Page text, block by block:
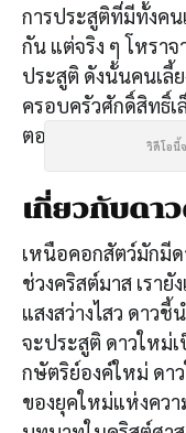
การประสูติที่มีทั้งคน
กัน แต่จริง ๆ โหรา
ประสูติ ดังนั้นคนเลี้
ครอบครัวศักดิ์สิทธิ์
ตอนนั้น
วิดีโอนี้
เกี่ยวกับดา
เหนือคอกสัตว์มักมี
ช่วงคริสต์มาส เรา
แสงสว่างไสว ดาว
จะประสูติ ดาวใหม่
กษัตริย์องค์ใหม่ ดา
ของยุคใหม่แห่งคว